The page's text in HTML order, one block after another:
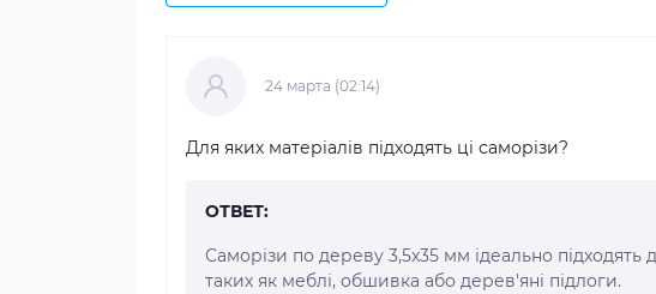
24 марта (02:14)
Для яких матеріалів підходять ці саморізи?
ОТВЕТ:
Саморізи по дереву 3,5x35 мм ідеально
таких як меблі, обшивка або дерев'яні підлоги.